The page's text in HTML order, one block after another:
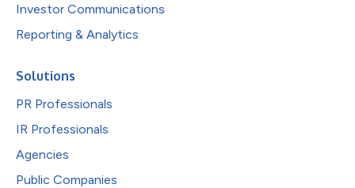
Investor Communications
Reporting & Analytics
Solutions
PR Professionals
IR Professionals
Agencies
Public Companies